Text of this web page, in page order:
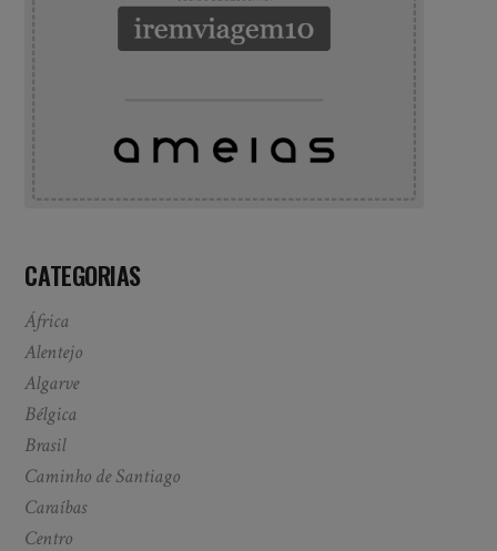
CATEGORIAS
África
Alentejo
Algarve
Bélgica
Brasil
Caminho de Santiago
Caraíbas
Centro